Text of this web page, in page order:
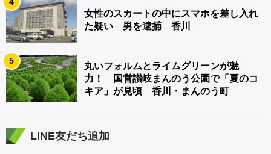
女性のスカートの中にスマホを差し入れ
た疑い 男を逮捕 香川
5
丸いフォルムとライムグリーンが魅
力！ 国営讃岐まんのう公園で「夏のコ
キア」が見頃 香川・まんのう町
LINE友だち追加